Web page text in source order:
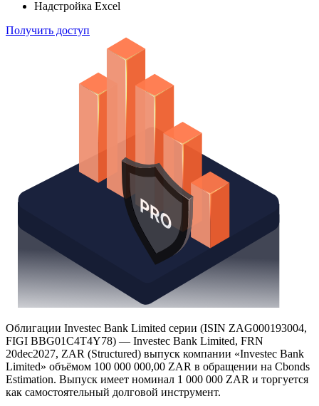
Надстройка Excel
Получить доступ
Облигации Investec Bank Limited серии (ISIN ZAG000193004,
FIGI BBG01C4T4Y78) — Investec Bank Limited, FRN
20dec2027, ZAR (Structured) выпуск компании «Investec Bank
Limited» объёмом 100 000 000,00 ZAR в обращении на Cbonds
Estimation. Выпуск имеет номинал 1 000 000 ZAR и торгуется
как самостоятельный долговой инструмент.